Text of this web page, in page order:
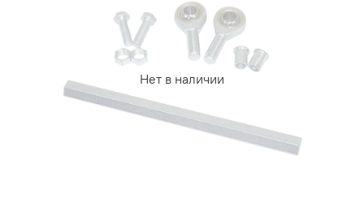
Нет в наличии